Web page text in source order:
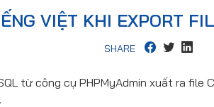
VIỆT KHI EXPORT
SHARE
từ công cụ PHPMyAdmin xuất ra file